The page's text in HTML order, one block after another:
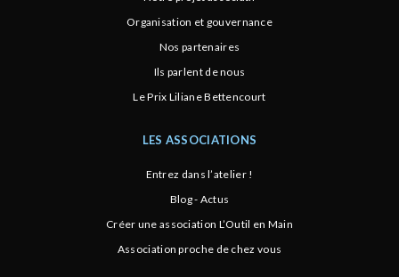
Organisation et gouvernance
Nos partenaires
Ils parlent de nous
Le Prix Liliane Bettencourt
LES ASSOCIATIONS
Entrez dans l’atelier !
Blog - Actus
Créer une association L’Outil en Main
Association proche de chez vous